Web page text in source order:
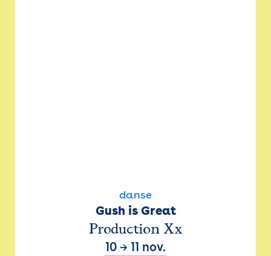
danse
Gush is Great
Production Xx
10 → 11 nov.